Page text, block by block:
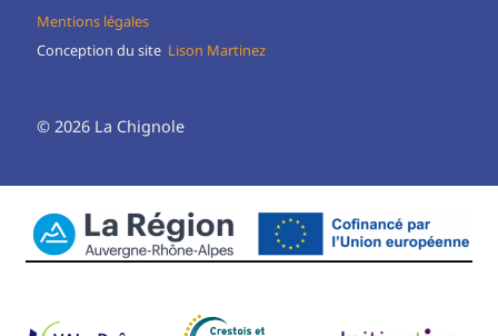
Mentions légales
Conception du site Lison Martinez
© 2026 La Chignole